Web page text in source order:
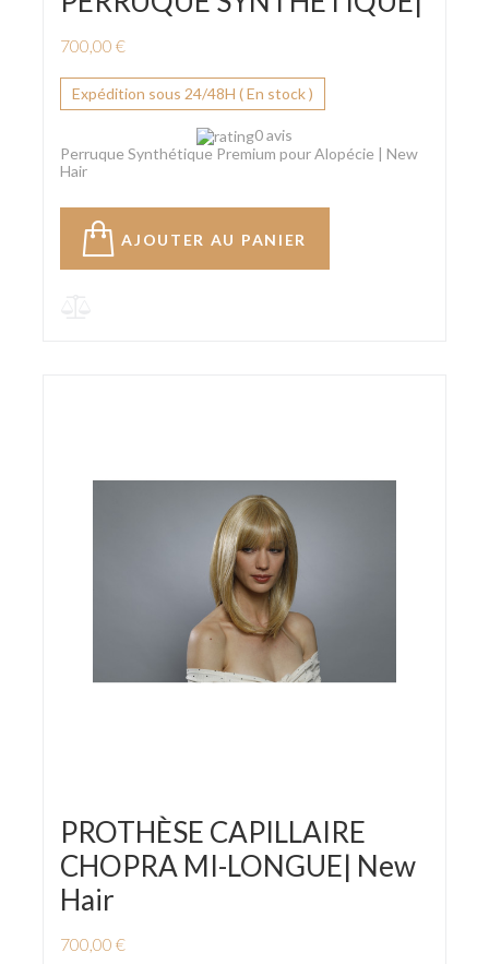
700,00 €
Expédition sous 24/48H ( En stock )
0 avis
Perruque Synthétique Premium pour Alopécie | New
Hair
AJOUTER AU PANIER
PROTHÈSE CAPILLAIRE
CHOPRA MI-LONGUE| New
Hair
700,00 €